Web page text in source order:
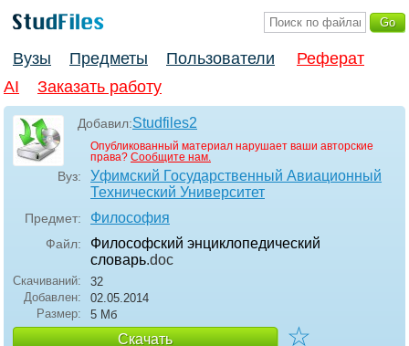
Вузы Предметы Пользователи
Реферат
AI
Заказать работу
Добавил:Studfiles2
Опубликованный материал нарушает ваши авторские
права? Сообщите нам.
Вуз:
Уфимский Государственный Авиационный
Технический Университет
Предмет: Философия
Файл:
Философский энциклопедический
словарь.doc
Скачиваний:
32
Добавлен:
02.05.2014
Размер:
5 Мб
Скачать ☆